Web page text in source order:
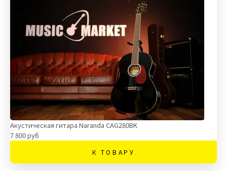
Акустическая гитара Naranda CAG280BK
7 800 руб
К ТОВАРУ